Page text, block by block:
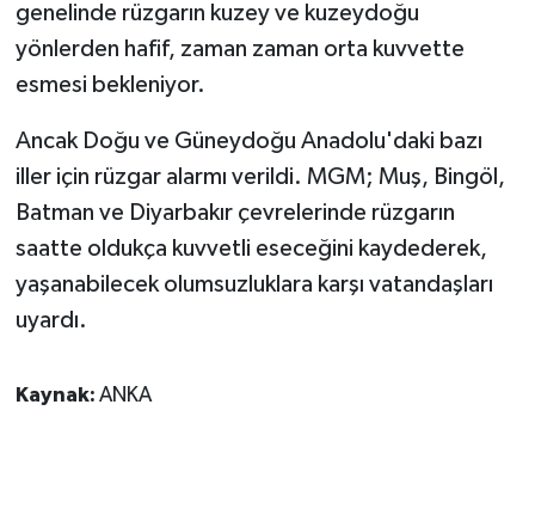
genelinde rüzgarın kuzey ve kuzeydoğu
yönlerden hafif, zaman zaman orta kuvvette
esmesi bekleniyor.
Ancak Doğu ve Güneydoğu Anadolu'daki bazı
iller için rüzgar alarmı verildi. MGM; Muş, Bingöl,
Batman ve Diyarbakır çevrelerinde rüzgarın
saatte oldukça kuvvetli eseceğini kaydederek,
yaşanabilecek olumsuzluklara karşı vatandaşları
uyardı.
Kaynak: ANKA